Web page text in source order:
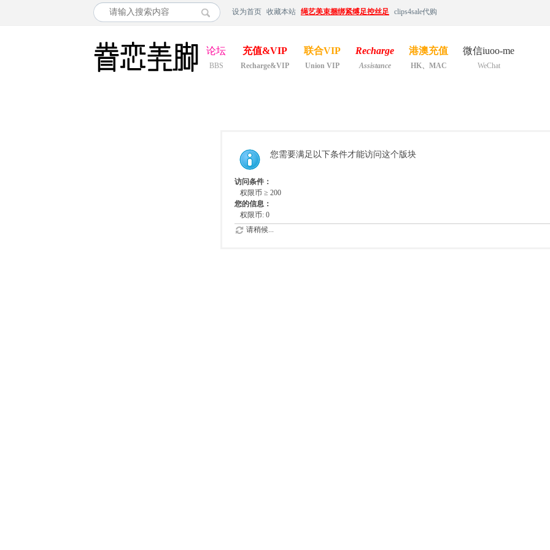
设为首页 收藏本站 绳艺美束捆绑紧缚足控丝足 clips4sale代购
论坛
BBS
充值&VIP
Recharge&VIP
联合VIP
Union VIP
Recharge
Assistance
港澳充值
HK、MAC
微信iuoo-me
WeChat
您需要满足以下条件才能访问这个版块
访问条件：
权限币 ≥ 200
您的信息：
权限币: 0
请稍候...